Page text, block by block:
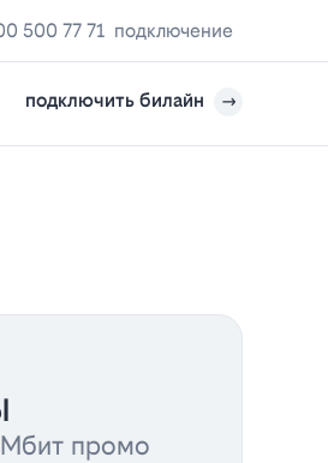
500 77 71 подключение
подключить билайн
промо